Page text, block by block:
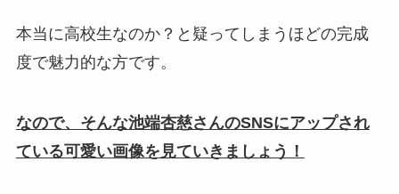
本当に高校生なのか？と疑ってしまうほどの完成
度で魅力的な方です。
なので、そんな池端杏慈さんのSNSにアップされ
ている可愛い画像を見ていきましょう！